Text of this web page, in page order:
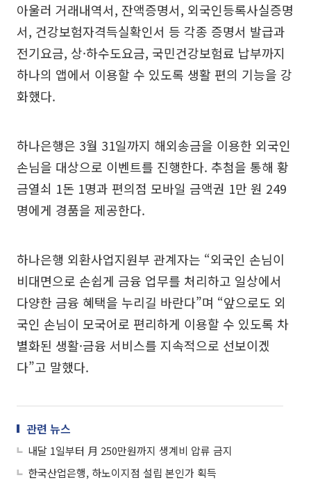
아울러 거래내역서, 잔액증명서, 외국인등록사실증명
서, 건강보험자격득실확인서 등 각종 증명서 발급과
전기요금, 상·하수도요금, 국민건강보험료 납부까지
하나의 앱에서 이용할 수 있도록 생활 편의 기능을 강
화했다.
하나은행은 3월 31일까지 해외송금을 이용한 외국인
손님을 대상으로 이벤트를 진행한다. 추첨을 통해 황
금열쇠 1돈 1명과 편의점 모바일 금액권 1만 원 249
명에게 경품을 제공한다.
하나은행 외환사업지원부 관계자는 “외국인 손님이
비대면으로 손쉽게 금융 업무를 처리하고 일상에서
다양한 금융 혜택을 누리길 바란다”며 “앞으로도 외
국인 손님이 모국어로 편리하게 이용할 수 있도록 차
별화된 생활·금융 서비스를 지속적으로 선보이겠
다”고 말했다.
관련 뉴스
내달 1일부터 月 250만원까지 생계비 압류 금지
한국산업은행, 하노이지점 설립 본인가 획득